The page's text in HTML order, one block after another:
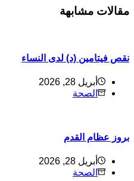
مشابهة
فيتامين (د) لدى النساء
أبريل 28, 2026
الصحة
عظام القدم
أبريل 28, 2026
الصحة